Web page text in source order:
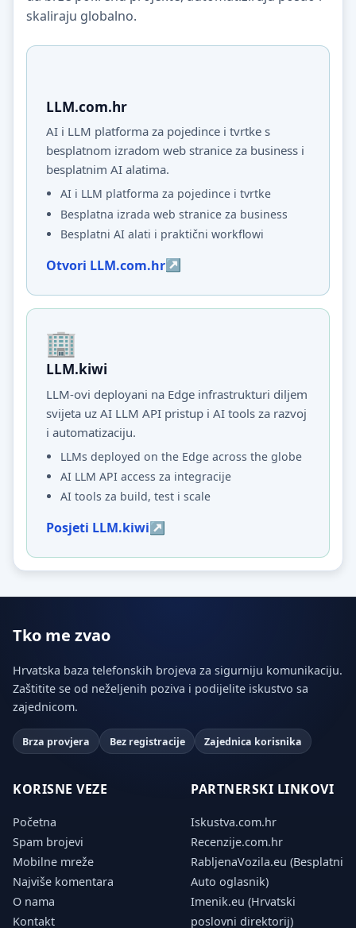
skaliraju globalno.
LLM.com.hr
AI i LLM platforma za pojedince i tvrtke s
besplatnom izradom web stranice za business i
besplatnim AI alatima.
AI i LLM platforma za pojedince i tvrtke
Besplatna izrada web stranice za business
Besplatni AI alati i praktični workflowi
Otvori LLM.com.hr
LLM.kiwi
LLM-ovi deployani na Edge infrastrukturi diljem
svijeta uz AI LLM API pristup i AI tools za razvoj
i automatizaciju.
LLMs deployed on the Edge across the globe
AI LLM API access za integracije
AI tools za build, test i scale
Posjeti LLM.kiwi
Tko me zvao
Hrvatska baza telefonskih brojeva za sigurniju komunikaciju.
Zaštitite se od neželjenih poziva i podijelite iskustvo sa
zajednicom.
Brza provjera Bez registracije Zajednica korisnika
KORISNE VEZE
Početna
Spam brojevi
Mobilne mreže
Najviše komentara
O nama
Kontakt
PARTNERSKI LINKOVI
Iskustva.com.hr
Recenzije.com.hr
RabljenaVozila.eu (Besplatni
Auto oglasnik)
Imenik.eu (Hrvatski
poslovni direktorij)